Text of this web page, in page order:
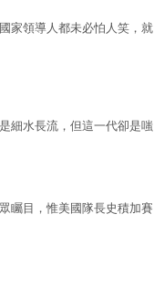
家領導人都未必怕人笑，就
細水長流，但這一代卻是嗤
矚目，惟美國隊長史積加賽